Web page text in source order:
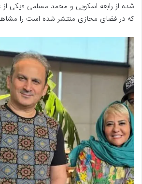
شده از رابعه اسکویی و محمد مسلمی «یکی از
که در فضای مجازی منتشر شده است را